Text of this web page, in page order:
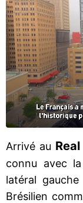
Arrivé au
connu avec
latéral
Brésilien